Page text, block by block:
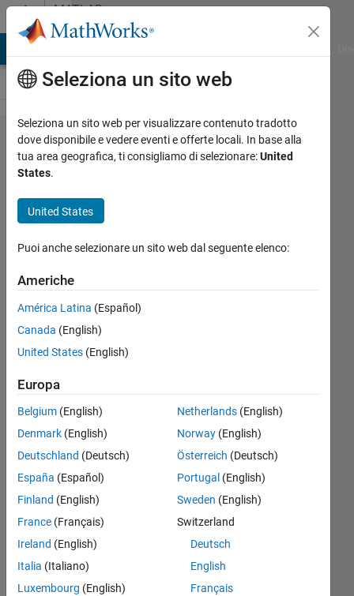
Vai al contenutoMATLAB
Answers
i want a
voltage
that
charging
curve
from
time 0 to
0.08
followed
by a
constant
voltage
from
0.08 to
0.1
seconds.
kindly
Seleziona un sito web
Seleziona un sito web per visualizzare contenuto tradotto
dove disponibile e vedere eventi e offerte locali. In base alla
tua area geografica, ti consigliamo di selezionare:United
States.
United States
Puoi anche selezionare un sito web dal seguente elenco:
Americhe
América Latina (Español)
Canada (English)
United States (English)
Europa
Belgium (English)
Denmark (English)
Deutschland (Deutsch)
España (Español)
Finland (English)
France (Français)
Ireland (English)
Italia (Italiano)
Luxembourg (English)
Netherlands(English)
Norway(English)
Österreich (Deutsch)
Portugal (English)
Sweden (English)
Switzerland
Deutsch
English
Français